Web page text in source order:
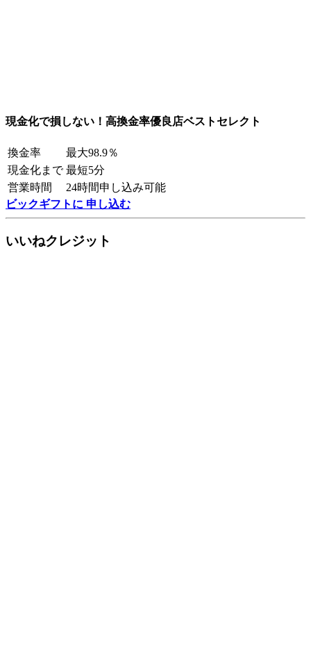
現金化で損しない！高換金率優良店ベストセレクト
換金率
最大98.9％
現金化まで 最短5分
営業時間
24時間申し込み可能
ビックギフトに 申し込む
いいねクレジット